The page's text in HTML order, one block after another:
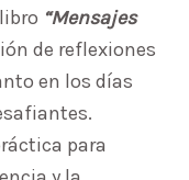
“Mensajes
de reflexiones
en los días
para